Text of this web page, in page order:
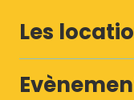
Les